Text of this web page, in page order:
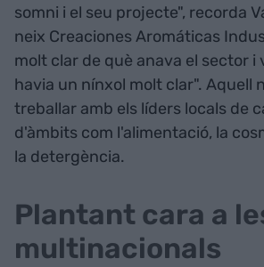
somni i el seu projecte", recorda
neix Creaciones Aromáticas
molt clar de què anava el sector i
havia un nínxol molt clar". Aquell
treballar amb els líders locals de
d'àmbits com l'alimentació, la
la detergència.
Plantant cara a
multinacionals